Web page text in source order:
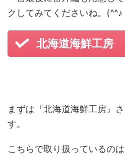
クしてみてくださいね。(^^♪
北海道海鮮工房
まずは『北海道海鮮工房』
す。
こちらで取り扱っているの